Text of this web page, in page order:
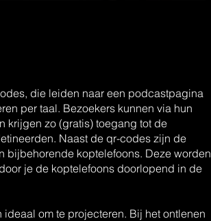
die leiden naar een podcastpagina
per taal. Bezoekers kunnen via hun
krijgen zo (gratis) toegang tot de
Naast de qr-codes zijn de
bijbehorende koptelefoons. Deze worden
je de koptelefoons doorlopend in de
om te projecteren. Bij het ontlenen